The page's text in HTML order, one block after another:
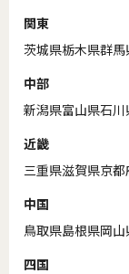
関東
茨城県栃木県群馬
中部
新潟県富山県石川
近畿
三重県滋賀県京都
中国
鳥取県島根県岡山
四国